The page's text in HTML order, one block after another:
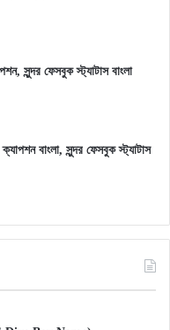
সুন্দর ফেসবুক স্ট্যাটাস বাংলা
বাংলা, সুন্দর ফেসবুক স্ট্যাটাস